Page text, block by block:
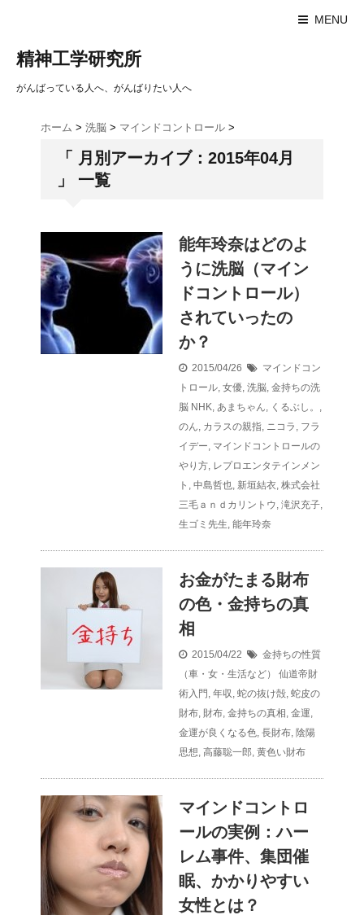
MENU
精神工学研究所
がんばっている人へ、がんばりたい人へ
ホーム > 洗脳 > マインドコントロール >
「 月別アーカイブ：2015年04月
」 一覧
能年玲奈はどのよ
うに洗脳（マイン
ドコントロール）
されていったの
か？
2015/04/26
マインドコン
トロール, 女優, 洗脳, 金持ちの洗
脳 NHK, あまちゃん, くるぶし。 ,
のん, カラスの親指, ニコラ , フラ
イデー, マインドコントロールの
やり方, レプロエンタテインメン
ト , 中島哲也, 新垣結衣, 株式会社
三毛ａｎｄカリントウ, 滝沢充子,
生ゴミ先生, 能年玲奈
お金がたまる財布
の色・金持ちの真
相
2015/04/22
金持ちの性質
（車・女・生活など）
仙道帝財
術入門 , 年収, 蛇の抜け殻, 蛇皮の
財布, 財布, 金持ちの真相, 金運,
金運が良くなる色, 長財布, 陰陽
思想, 高藤聡一郎, 黄色い財布
マインドコントロ
ールの実例：ハー
レム事件、集団催
眠、かかりやすい
女性とは？